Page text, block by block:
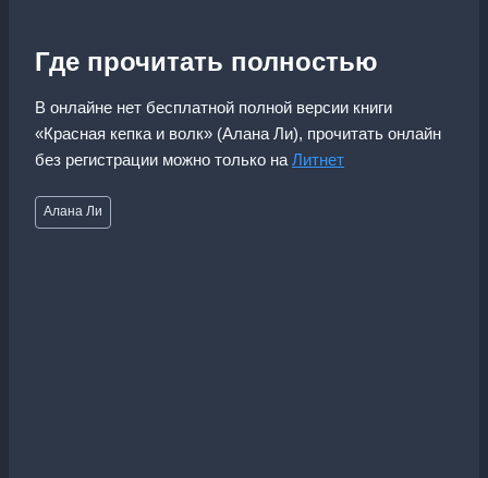
Где прочитать полностью
В онлайне нет бесплатной полной версии книги
«Красная кепка и волк» (Алана Ли), прочитать онлайн
без регистрации можно только на Литнет
Метки
записи:
Алана Ли